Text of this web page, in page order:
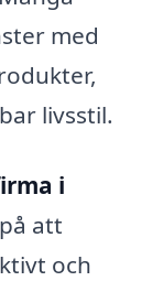
med
livsstil.
i
att
och